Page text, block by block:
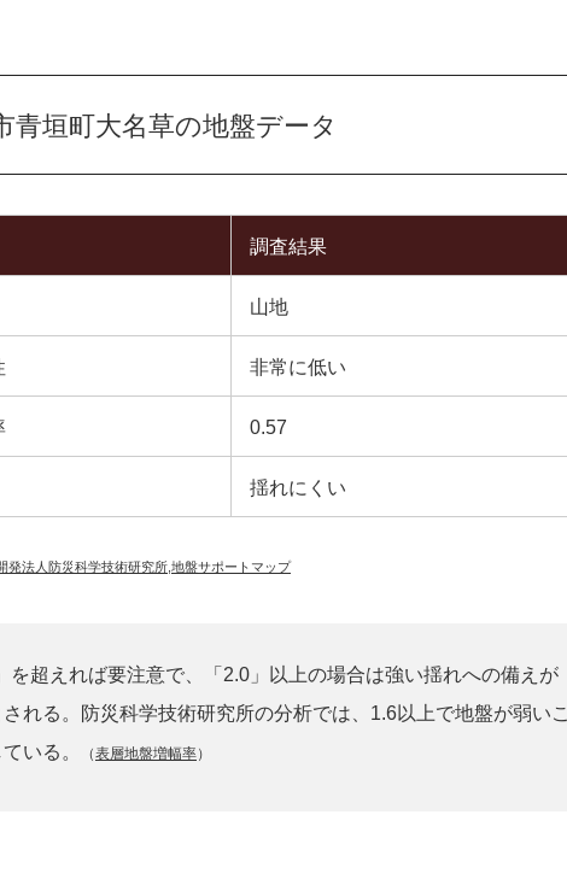
青垣町大名草の地盤データ
調査結果
山地
非常に低い
0.57
揺れにくい
発法人防災科学技術研究所 地盤サポートマップ
を超えれば要注意で、「2.0」以上の場合は強い揺れへの備えが
れる。防災科学技術研究所の分析では、1.6以上で地盤が弱いこ
いる。
（表層地盤増幅率）